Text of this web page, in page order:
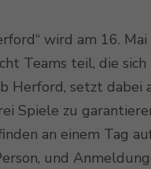
wird am 16.
Teams teil, die
setzt dabei
Spiele zu
an einem Tag
und